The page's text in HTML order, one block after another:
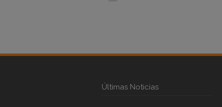
Últimas Noticias